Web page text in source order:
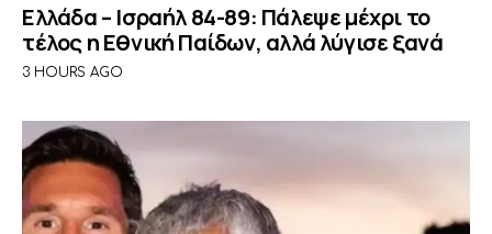
Ελλάδα – Ισραήλ 84-89: Πάλεψε μέχρι το
τέλος η Εθνική Παίδων, αλλά λύγισε ξανά
3 HOURS AGO